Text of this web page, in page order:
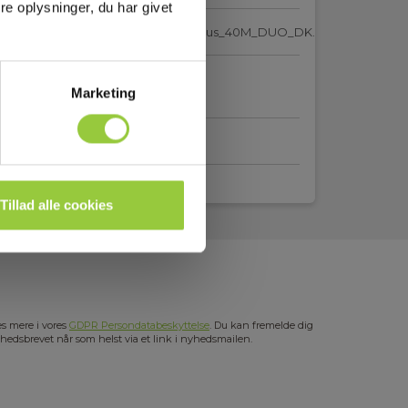
oplysninger, du har givet
Marketing
Tillad alle cookies
010-247.pdf
010-247.pdf
mere i vores GDPR Persondatabeskyttelse. Du kan fremelde dig
når som helst via et link i nyhedsmailen.